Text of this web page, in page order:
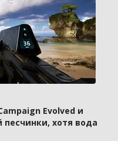
Evolved и
хотя вода